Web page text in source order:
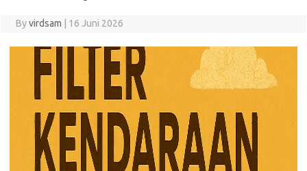
Byvirdsam 16 Juni 2026